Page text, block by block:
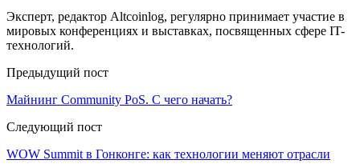
Эксперт, редактор Altcoinlog, регулярно принимает участие в
мировых конференциях и выставках, посвященных сфере IT-
технологий.
Предыдущий пост
Майнинг Community PoS. С чего начать?
Следующий пост
WOW Summit в Гонконге: как технологии меняют отрасли